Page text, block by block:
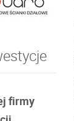
firmy